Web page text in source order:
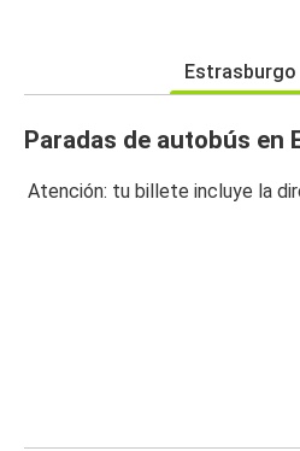
Estrasburgo
Paradas de autobús en
Atención: tu billete incluye la